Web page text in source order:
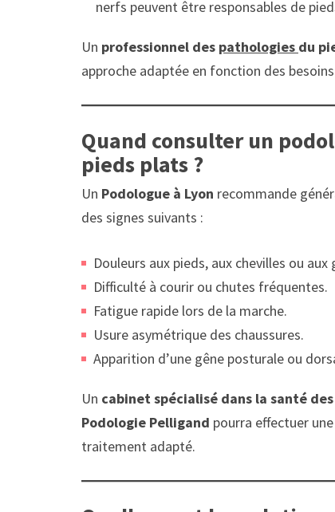
nerfs peuvent être responsables de
Un professionnel des pathologies du
approche adaptée en fonction des
Quand consulter un
pieds plats ?
Un Podologue à Lyon recommande
des signes suivants :
Douleurs aux pieds, aux chevilles ou
Difficulté à courir ou chutes fréquentes.
Fatigue rapide lors de la marche.
Usure asymétrique des chaussures.
Apparition d’une gêne posturale ou
Un cabinet spécialisé dans la santé
Podologie Pelligand pourra effectuer
traitement adapté.